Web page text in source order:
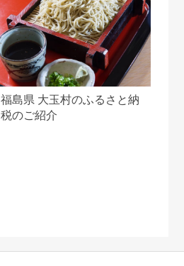
福島県 大玉村のふるさと納
税のご紹介